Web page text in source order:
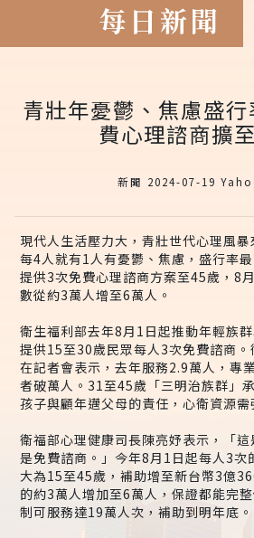
每日新聞
青壯年憂鬱、焦慮盛
費心理諮商擴
新聞 2024-07-19
現代人生活壓力大，青壯世代心理風
每4人就有1人有憂鬱、焦慮，盛行率
提供3次免費心理諮商方案至45歲，8
數從約3萬人增至6萬人。
衛生福利部去年8月1日起推動年輕族
提供15至30歲民眾每人3次免費諮商。
在記者會表示，去年服務2.9萬人，專
者破萬人。31至45歲「三明治族群」
孩子與顧年邁父母的責任，心衛資源需
衛福部心理健康司長陳亮妤表示，「
是免費諮商。」今年8月1日起每人3次
大為15至45歲，補助增至新台幣3億
的約3萬人增加至6萬人，保證都能完
制可服務達19萬人次，補助到明年底。